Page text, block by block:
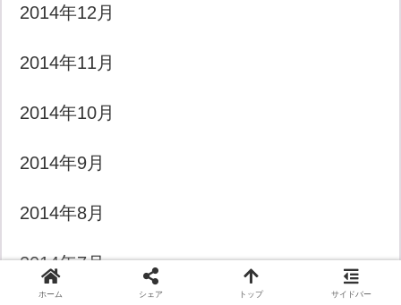
2014年12月
2014年11月
2014年10月
2014年9月
2014年8月
2014年7月
ホーム シェア トップ サイドバー